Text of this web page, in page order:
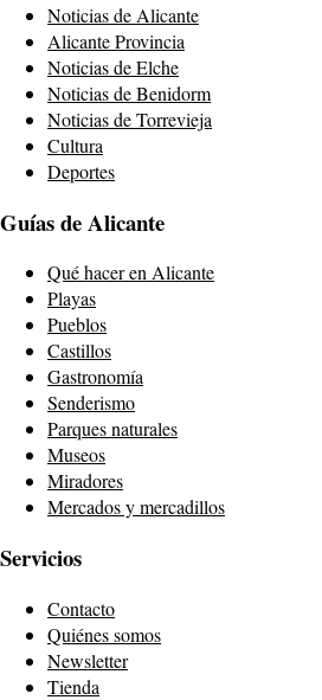
Noticias de Alicante
Alicante Provincia
Noticias de Elche
Noticias de Benidorm
Noticias de Torrevieja
Cultura
Deportes
Guías de Alicante
Qué hacer en Alicante
Playas
Pueblos
Castillos
Gastronomía
Senderismo
Parques naturales
Museos
Miradores
Mercados y mercadillos
Servicios
Contacto
Quiénes somos
Newsletter
Tienda